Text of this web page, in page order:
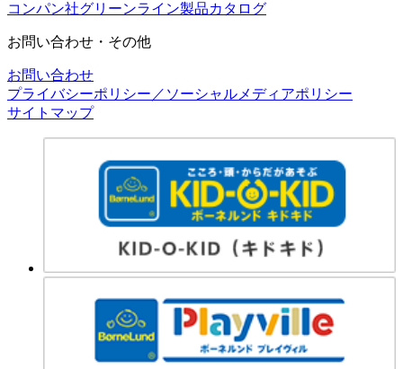
コンパン社グリーンライン製品カタログ
お問い合わせ・その他
お問い合わせ
プライバシーポリシー／ソーシャルメディアポリシー
サイトマップ